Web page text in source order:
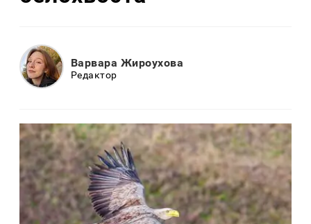
Варвара Жироухова
Редактор